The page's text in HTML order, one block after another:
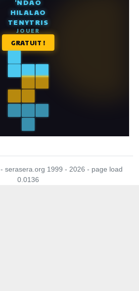
- serasera.org 1999 - 2026 - page load
0.0136